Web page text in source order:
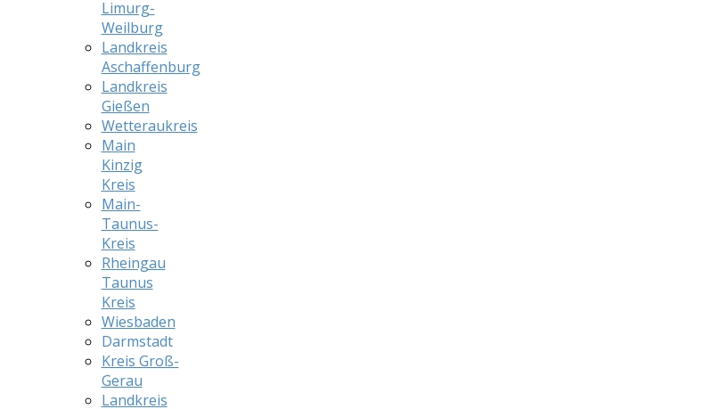
Limurg-
Weilburg
Landkreis
Aschaffenburg
Landkreis
Gießen
Wetteraukreis
Main
Kinzig
Kreis
Main-
Taunus-
Kreis
Rheingau
Taunus
Kreis
Wiesbaden
Darmstadt
Kreis Groß-
Gerau
Landkreis